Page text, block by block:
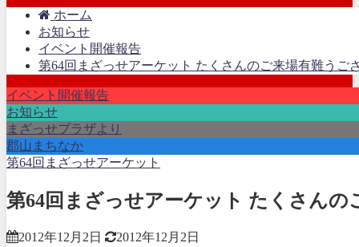
ホーム
お知らせ
イベント開催報告
第64回まざっせアーケット たくさんのご来場有難うご
イベント開催報告
お知らせ
まざっせプラザより
郡山まちなか
第64回まざっせアーケット
第64回まざっせアーケット たくさんの
2012年12月2日 2012年12月2日